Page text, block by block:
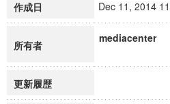
作成日 Dec 11, 2014
所有者
mediacenter
更新履歴